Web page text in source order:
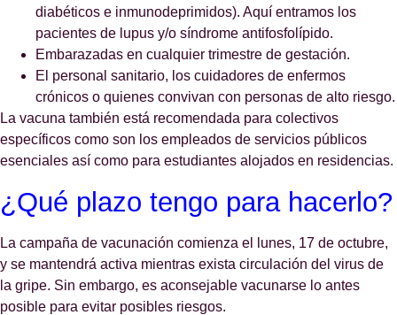
diabéticos e inmunodeprimidos). Aquí entramos los
pacientes de lupus y/o síndrome antifosfolípido.
Embarazadas en cualquier trimestre de gestación.
El personal sanitario, los cuidadores de enfermos
crónicos o quienes convivan con personas de alto riesgo.
La vacuna también está recomendada para colectivos
específicos como son los empleados de servicios públicos
esenciales así como para estudiantes alojados en residencias.
¿Qué plazo tengo para hacerlo?
La campaña de vacunación comienza el lunes, 17 de octubre,
y se mantendrá activa mientras exista circulación del virus de
la gripe. Sin embargo, es aconsejable vacunarse lo antes
posible para evitar posibles riesgos.